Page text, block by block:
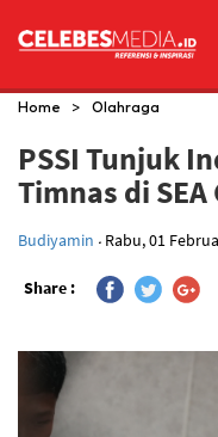
Home > Olahraga
PSSI Tunjuk
Timnas di SEA
Budiyamin . Rabu, 01
Share :